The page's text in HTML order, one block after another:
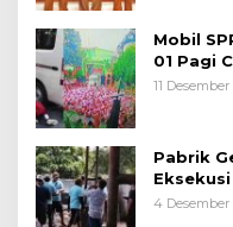
Mobil
01 Pagi
11 Desember
Pabrik
4 Desember